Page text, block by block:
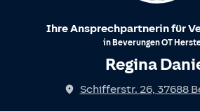
Ihre Ansprechpartnerin für
in BeverungenOT
Regina
Schifferstr. 26, 37688